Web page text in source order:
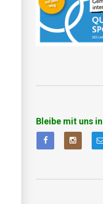
Bleibe mit uns